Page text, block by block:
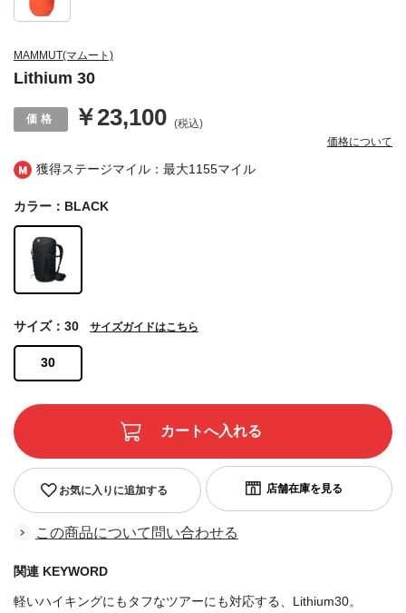
獲得ステージマイル：最大1155マイル
MAMMUT(マムート)
Lithium 30
￥23,100 (税込)
価格について
カラー：BLACK
30
サイズ：30 サイズガイドはこちら
お気に入りに追加する
この商品について問い合わせる
関連 KEYWORD
軽いハイキングにもタフなツアーにも対応する、Lithium30。